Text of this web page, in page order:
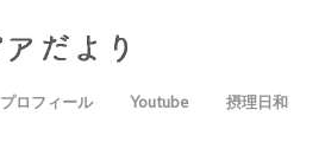
プロフィール Youtube 摂理日和